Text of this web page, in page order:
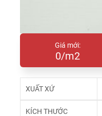
Giá mới:
0/m2
XUẤT XỨ
KÍCH THƯỚC